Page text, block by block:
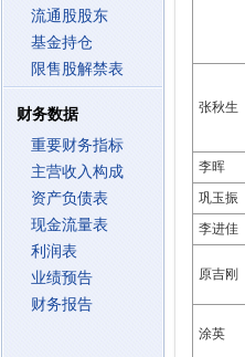
流通股股东
基金持仓
限售股解禁表
财务数据
重要财务指标
主营收入构成
资产负债表
现金流量表
利润表
业绩预告
财务报告
张秋生
李晖
巩玉振
李进佳
原吉刚
涂英